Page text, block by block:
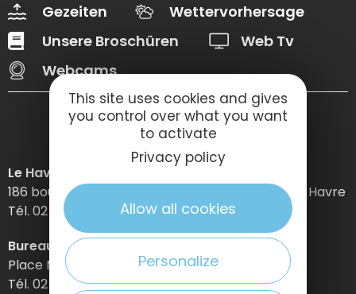
Gezeiten
Wettervorhersage
Unsere Broschüren
Web Tv
Webcams
Le Havre Etretat Normandie Tourisme
186 boulevard Clemenceau – BP 649 – 76059 Le Havre
Tél. 02 32 74 04 04 –
Bureau d’information d’Etretat
Place Maurice Guillard – 76790 Étretat
Tél. 02 35 27 05 21
This site uses cookies and gives
you control over what you want
to activate
Privacy policy
Allow all cookies
Personalize